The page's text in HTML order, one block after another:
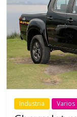
Industria Varios